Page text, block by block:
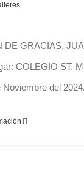
DE GRACIAS,
COLEGIO ST.
Noviembre del 2024.